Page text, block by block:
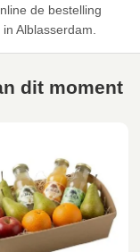
de bestelling
Alblasserdam.
dit moment